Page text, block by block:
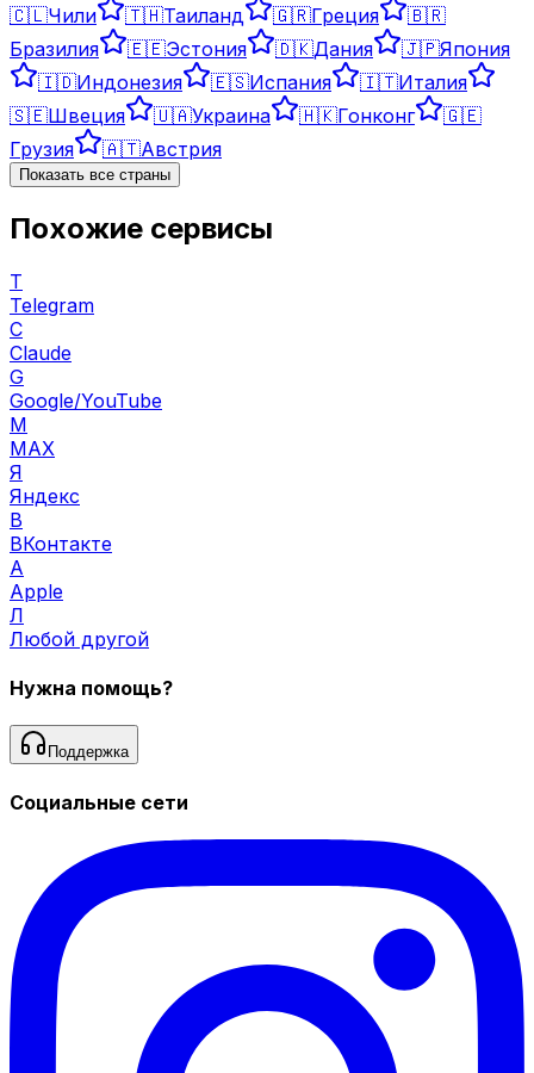
🇨🇱Чили 🇹🇭Таиланд 🇬🇷Греция
🇧🇷
Бразилия
🇪🇪Эстония 🇩🇰Дания 🇯🇵Япония
🇮🇩Индонезия 🇪🇸Испания 🇮🇹Италия
🇸🇪Швеция 🇺🇦Украина 🇭🇰Гонконг
🇬🇪
Грузия
🇦🇹Австрия
Показать все страны
Похожие сервисы
T
Telegram
C
Claude
G
Google/YouTube
M
MAX
Я
Яндекс
В
ВКонтакте
A
Apple
Л
Любой другой
Нужна помощь?
Поддержка
Социальные сети